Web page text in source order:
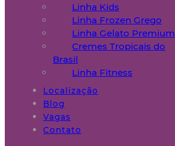
Linha Kids
Linha Frozen Grego
Linha Gelato Premium
Cremes Tropicais do
Brasil
Linha Fitness
Localização
Blog
Vagas
Contato